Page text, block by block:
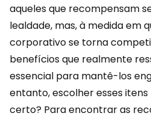
aqueles que recompensam
lealdade, mas, à medida em
corporativo se torna
benefícios que realmente
essencial para mantê-los
entanto, escolher esses
certo? Para encontrar as